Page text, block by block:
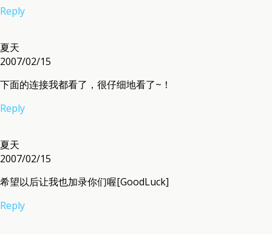
Reply
夏天
2007/02/15
下面的连接我都看了，很仔细地看了~！
Reply
夏天
2007/02/15
希望以后让我也加录你们喔[GoodLuck]
Reply